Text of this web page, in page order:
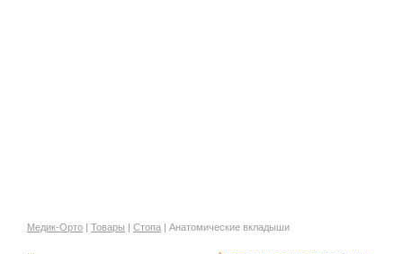
Медик-Орто | Товары | Стопа | Анатомические вкладыши